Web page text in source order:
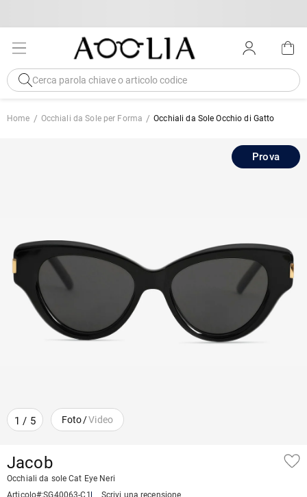
Home Occhiali da Sole per Forma Occhiali da Sole Occhio di Gatto
1 / 5 Foto/Video
Prova
Jacob
Occhiali da sole Cat Eye Neri
Articolo#:SG40063-C1 Scrivi una recensione